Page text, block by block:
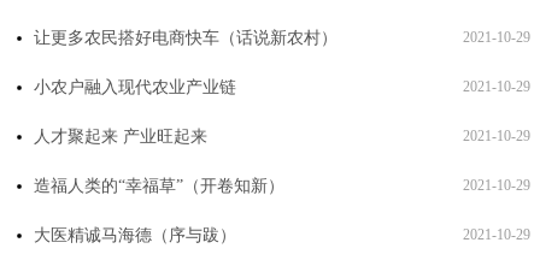
2021-10-29
让更多农民搭好电商快车（话说新农村）
2021-10-29
小农户融入现代农业产业链
2021-10-29
人才聚起来 产业旺起来
2021-10-29
造福人类的“幸福草”（开卷知新）
2021-10-29
大医精诚马海德（序与跋）